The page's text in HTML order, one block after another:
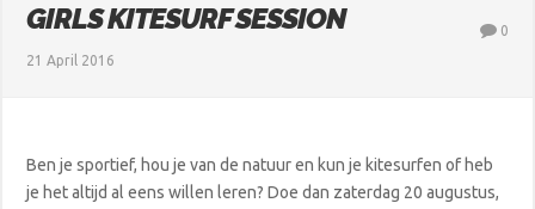
GIRLS KITESURF SESSION
21 April 2016
0
Ben je sportief, hou je van de natuur en kun je kitesurfen of heb
je het altijd al eens willen leren? Doe dan zaterdag 20 augustus,